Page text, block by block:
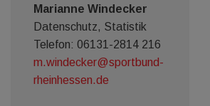
Marianne Windecker
Datenschutz, Statistik
Telefon: 06131-2814 216
m.windecker@sportbund-
rheinhessen.de